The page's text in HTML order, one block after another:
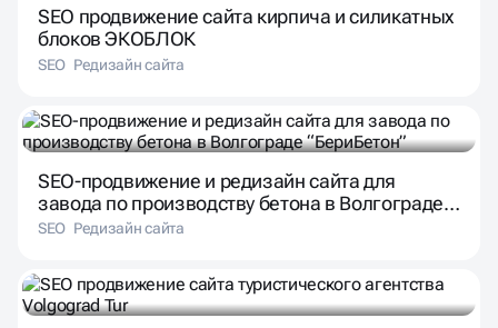
завода по производству бетона в Волгограде
“БериБетон”
SEO Редизайн сайта
агентства Volgograd Tur
SEO Редизайн сайта